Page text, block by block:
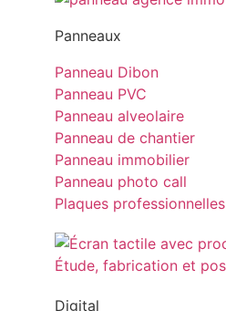
Panneaux
Panneau Dibon
Panneau PVC
Panneau alveolaire
Panneau de chantier
Panneau immobilier
Panneau photo call
Plaques professionnelles
Digital